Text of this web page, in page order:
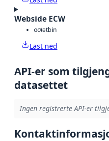
Webside ECW
octetbin
Last ned
API-er som
datasettet
Ingen registrerte API-er